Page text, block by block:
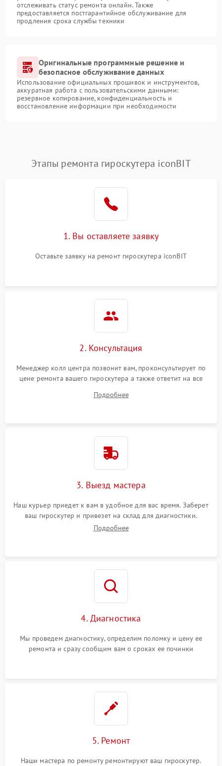
отслеживать статус ремонта онлайн. Также
предоставляется постгарантийное обслуживание для
продления срока службы техники
Оригинальные программные решение и
безопасное обслуживание данных
Использование официальных прошивок и инструментов,
аккуратная работа с пользовательскими данными:
резервное копирование, конфиденциальность и
восстановление информации при необходимости
Этапы ремонта гироскутера iconBIT
1. Вы оставляете заявку
Оставьте заявку на ремонт гироскутера iconBIT
2. Консультация
Менеджер колл центра позвонит вам, проконсультирует по
цене ремонта вашего гироскутера а также ответит на все
Подробнее
3. Выезд мастера
Наш курьер приедет к вам в удобное для вас время. Заберет
ваш гироскутер и привезет на склад для диагностики.
Подробнее
4. Диагностика
Мы проведем диагностику, определим поломку и цену ее
ремонта и сразу сообщим вам о сроках ее починки
5. Ремонт
Наши мастера по ремонту ремонтируют ваш гироскутер.